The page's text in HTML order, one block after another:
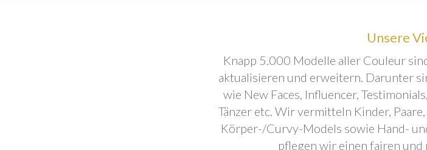
Unsere
Knapp 5.000 Modelle aller Couleur
aktualisieren und erweitern. Darunter
wie New Faces, Influencer,
Tänzer etc. Wir vermitteln Kinder,
Körper-/Curvy-Models sowie Hand-
pflegen wir einen fairen